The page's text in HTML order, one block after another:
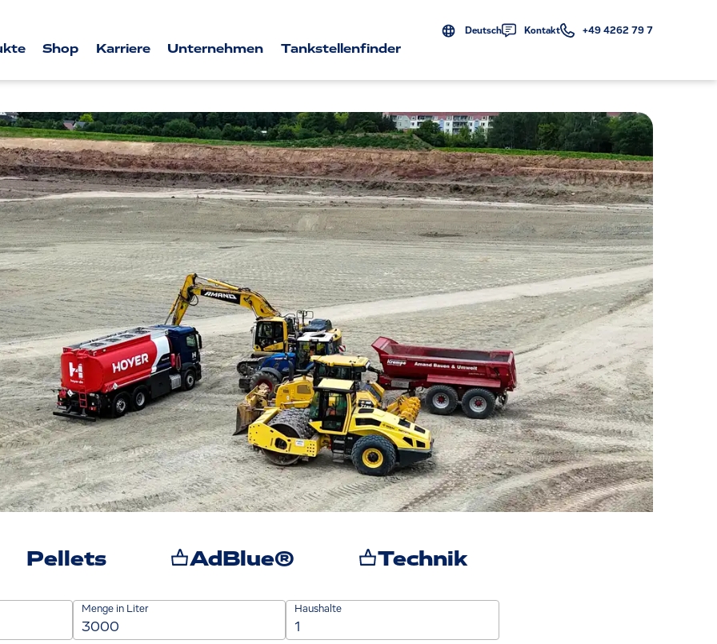
Deutsch Kontakt +49 4262 79 7
Shop Karriere Unternehmen Tankstellenfinder
Pellets AdBlue® Technik
Menge in Liter Haushalte